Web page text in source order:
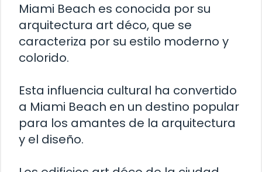
Miami Beach es conocida por su
arquitectura art déco, que se
caracteriza por su estilo moderno y
colorido.
Esta influencia cultural ha convertido
a Miami Beach en un destino popular
para los amantes de la arquitectura
y el diseño.